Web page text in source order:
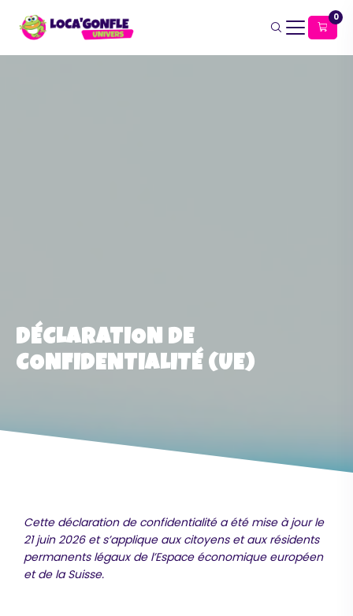
0
DÉCLARATION DE
CONFIDENTIALITÉ (UE)
Cette déclaration de confidentialité a été mise à jour le
21 juin 2026 et s’applique aux citoyens et aux résidents
permanents légaux de l’Espace économique européen
et de la Suisse.